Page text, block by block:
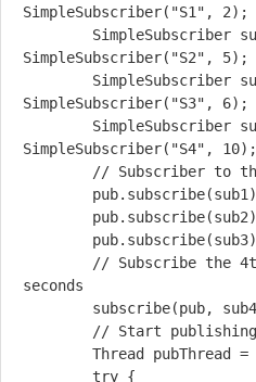
SimpleSubscriber("S1", 2);
SimpleSubscriber("S2", 5);
SimpleSubscriber("S3", 6);
SimpleSubscriber("S4", 10);
seconds